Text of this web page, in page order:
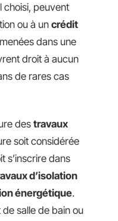
choisi, peuvent
ou à un crédit
dans une
droit à aucun
de rares cas
des travaux
soit considérée
s’inscrire dans
d’isolation
énergétique.
salle de bain ou